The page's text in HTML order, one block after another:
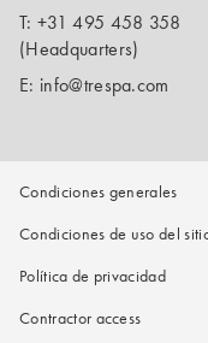
T: +31 495 458 358
(Headquarters)
E: info@trespa.com
Condiciones generales
Condiciones de uso del
Política de privacidad
Contractor access